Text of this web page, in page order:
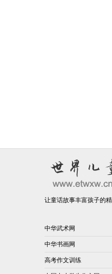
让童话故事丰富孩子的
中华武术网
中华书画网
高考作文训练